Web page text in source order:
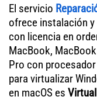
El servicio
ofrece instalación
con licencia en
MacBook,
Pro con
para virtualizar
en macOS es